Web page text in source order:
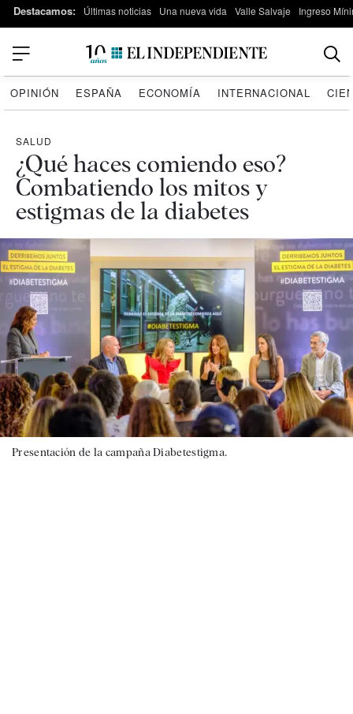
Destacamos: Últimas noticias Una nueva vida Valle Salvaje Ingreso
OPINIÓN ESPAÑA ECONOMÍA INTERNACIONAL
SALUD
¿Qué haces comiendo eso?
Combatiendo los mitos y
estigmas de la diabetes
Presentación de la campaña Diabetestigma.